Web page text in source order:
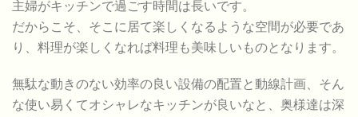
主婦がキッチンで過ごす時間は長いです。
だからこそ、そこに居て楽しくなるような空間が必要であ
り、料理が楽しくなれば料理も美味しいものとなります。
無駄な動きのない効率の良い設備の配置と動線計画、そん
な使い易くてオシャレなキッチンが良いなと、奥様達は深